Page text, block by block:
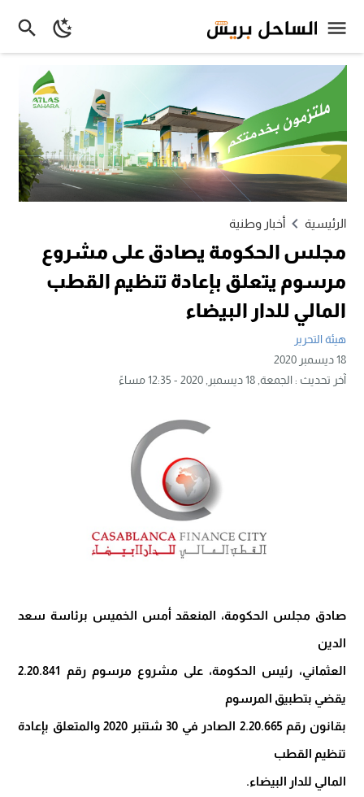
الرئيسية أخبار وطنية
مجلس الحكومة يصادق على مشروع
مرسوم يتعلق بإعادة تنظيم القطب
المالي للدار البيضاء
هيئة التحرير
18 ديسمبر 2020
آخر تحديث :الجمعة, 18 ديسمبر, 2020 - 12:35 مساءً
صادق مجلس الحكومة، المنعقد أمس الخميس برئاسة سعد
الدين
العثماني، رئيس الحكومة، على مشروع مرسوم رقم 2.20.841
يقضي بتطبيق المرسوم
بقانون رقم 2.20.665 الصادر في 30 شتنبر 2020 والمتعلق بإعادة
تنظيم القطب
المالي للدار البيضاء.